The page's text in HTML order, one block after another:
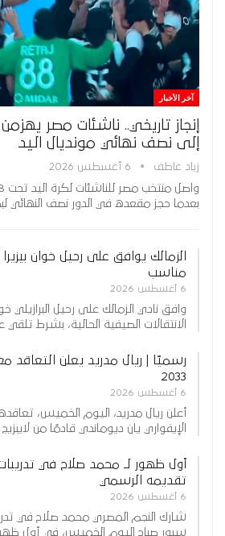
آخر الأخبار
إنجاز تاريخي.. ناشئات مصر
إلى نصف نهائي مونديال اليد
زياد عاطف 6 أغسطس 2026
بعدما حجز مقعده في الدور نصف النهائي
الزمالك يوافق على رحيل خوان
مناسب
6 أغسطس 2026
وافق نادي الزمالك على رحيل البرازيلي
الانتقالات الصيفية الحالية، بشرط
رسميًا | ريال مدريد يعلن التعاقد
2033
6 أغسطس 2026
أعلن ريال مدريد، اليوم الخميس،
الإيفواري يان ديوماندي قادمًا من
أول ظهور لـ محمد صلاح في
تقديمه الرسمي
6 أغسطس 2026
شارك النجم المصري محمد صلاح في
سبور صباح اليوم الخميس، في أول